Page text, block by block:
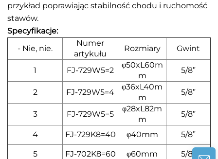
przykład poprawiając stabilność chodu i ruchomość
stawów.
Specyfikacje:
- Nie, nie.
Numer
artykułu
Rozmiary Gwint
1 FJ-729W5=2
φ50xL60m
m
5/8”
2 FJ-729W5=4
φ36xL40m
m
5/8”
3 FJ-729W5=5
φ28xL82m
m
5/8”
4 FJ-729K8=40 φ40mm 5/8”
5 FJ-702K8=60 φ60mm 5/8”